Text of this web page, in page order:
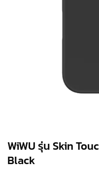
WiWU รุ่น Skin
Black